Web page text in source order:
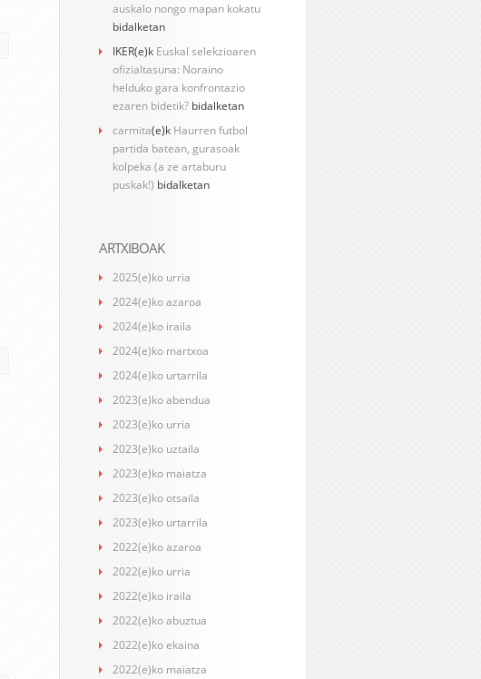
auskalo nongo mapan kokatu
bidalketan
IKER(e)k Euskal selekzioaren
ofizialtasuna: Noraino
helduko gara konfrontazio
ezaren bidetik? bidalketan
carmita(e)k Haurren futbol
partida batean, gurasoak
kolpeka (a ze artaburu
puskak!) bidalketan
ARTXIBOAK
2025(e)ko urria
2024(e)ko azaroa
2024(e)ko iraila
2024(e)ko martxoa
2024(e)ko urtarrila
2023(e)ko abendua
2023(e)ko urria
2023(e)ko uztaila
2023(e)ko maiatza
2023(e)ko otsaila
2023(e)ko urtarrila
2022(e)ko azaroa
2022(e)ko urria
2022(e)ko iraila
2022(e)ko abuztua
2022(e)ko ekaina
2022(e)ko maiatza